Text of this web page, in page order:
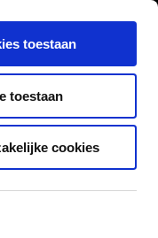
toestaan
toestaan
cookies
Inloggen
Contact